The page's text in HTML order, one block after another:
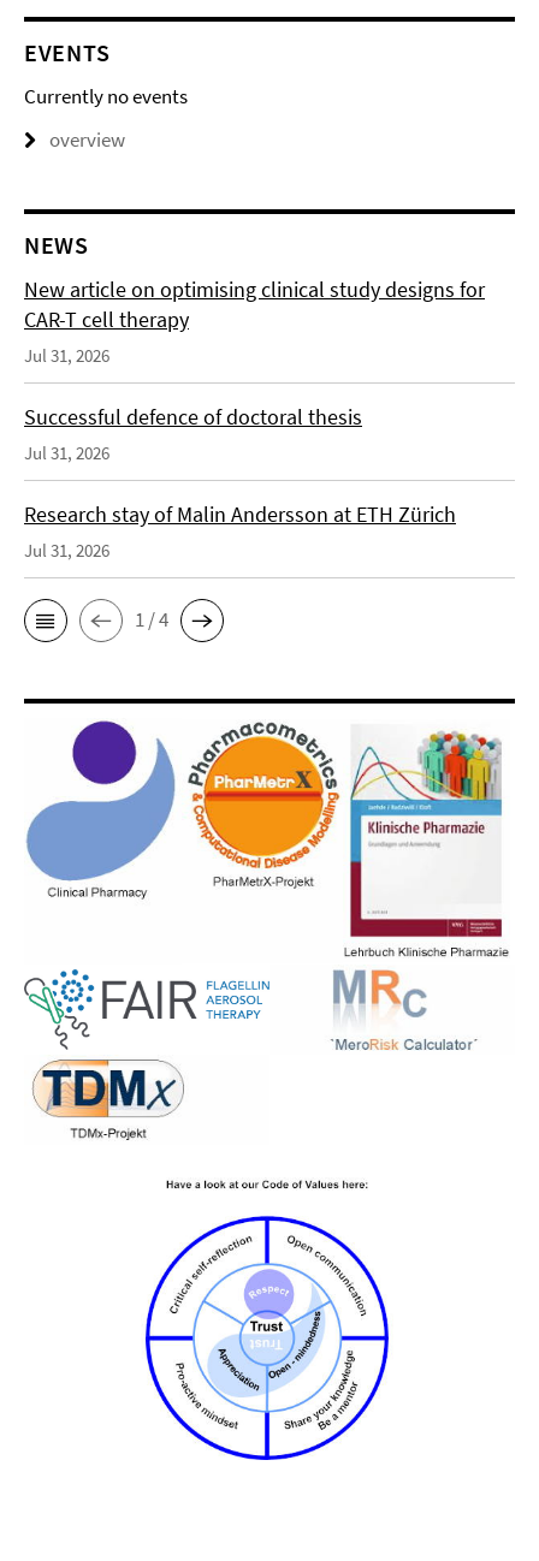
EVENTS
Currently no events
overview
NEWS
New article on optimising clinical study designs for
CAR-T cell therapy
Jul 31, 2026
Successful defence of doctoral thesis
Jul 31, 2026
Research stay of Malin Andersson at ETH Zürich
Jul 31, 2026
1 / 4